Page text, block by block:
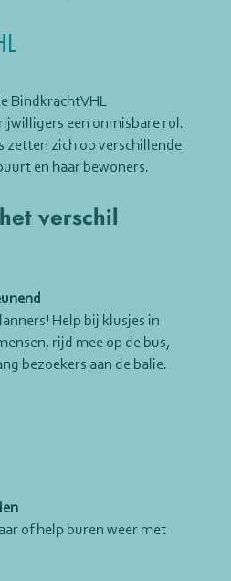
BindkrachtVHL
een onmisbare rol.
zetten zich op verschillende
en haar bewoners.
verschil
Help bij klusjes in
rijd mee op de bus,
bezoekers aan de balie.
of help buren weer met